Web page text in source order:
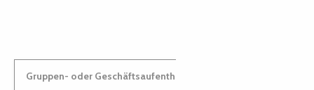
Gruppen- oder Geschäftsaufenthalt: Kontaktieren Sie uns!